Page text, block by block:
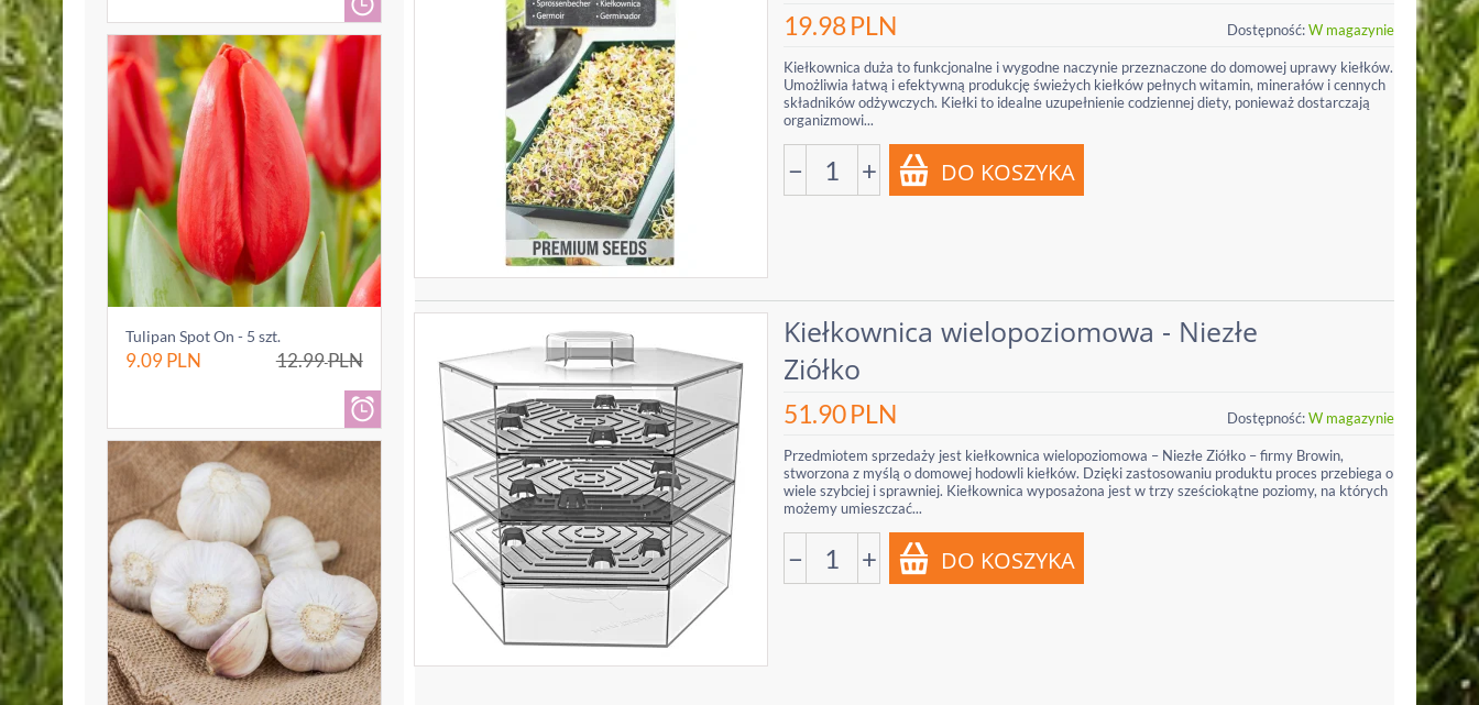
Tulipan Spot On - 5 szt.
9.09PLN 12.99PLN
19.98PLN Dostępność:W magazynie
Kiełkownica duża to funkcjonalne i wygodne naczynie przeznaczone do domowej uprawy kiełków.
Umożliwia łatwą i efektywną produkcję świeżych kiełków pełnych witamin, minerałów i cennych
składników odżywczych. Kiełki to idealne uzupełnienie codziennej diety, ponieważ dostarczają
organizmowi...
− +
Kiełkownica wielopoziomowa - Niezłe
Ziółko
51.90PLN Dostępność:W magazynie
Przedmiotem sprzedaży jest kiełkownica wielopoziomowa – Niezłe Ziółko – firmy Browin,
stworzona z myślą o domowej hodowli kiełków. Dzięki zastosowaniu produktu proces przebiega o
wiele szybciej i sprawniej. Kiełkownica wyposażona jest w trzy sześciokątne poziomy, na których
możemy umieszczać...
− +